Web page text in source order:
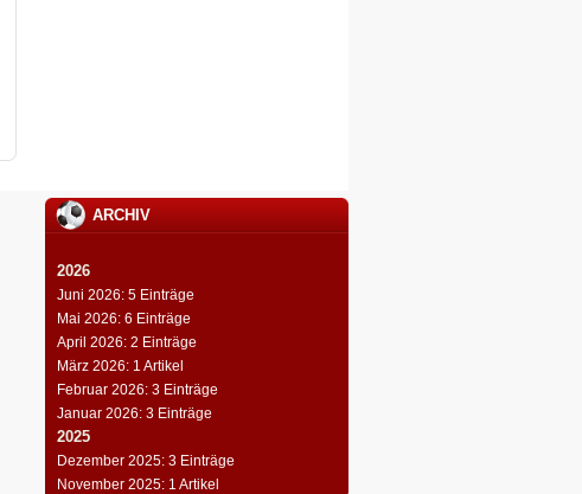
ARCHIV
2026
Juni 2026: 5 Einträge
Mai 2026: 6 Einträge
April 2026: 2 Einträge
März 2026: 1 Artikel
Februar 2026: 3 Einträge
Januar 2026: 3 Einträge
2025
Dezember 2025: 3 Einträge
November 2025: 1 Artikel